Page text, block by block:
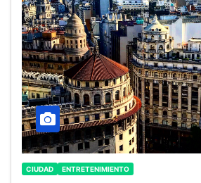
CIUDAD ENTRETENIMIENTO